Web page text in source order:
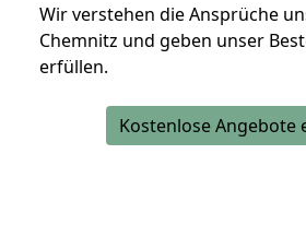
Wir verstehen die Ansprüche
Chemnitz und geben unser
erfüllen.
Kostenlose Angebote